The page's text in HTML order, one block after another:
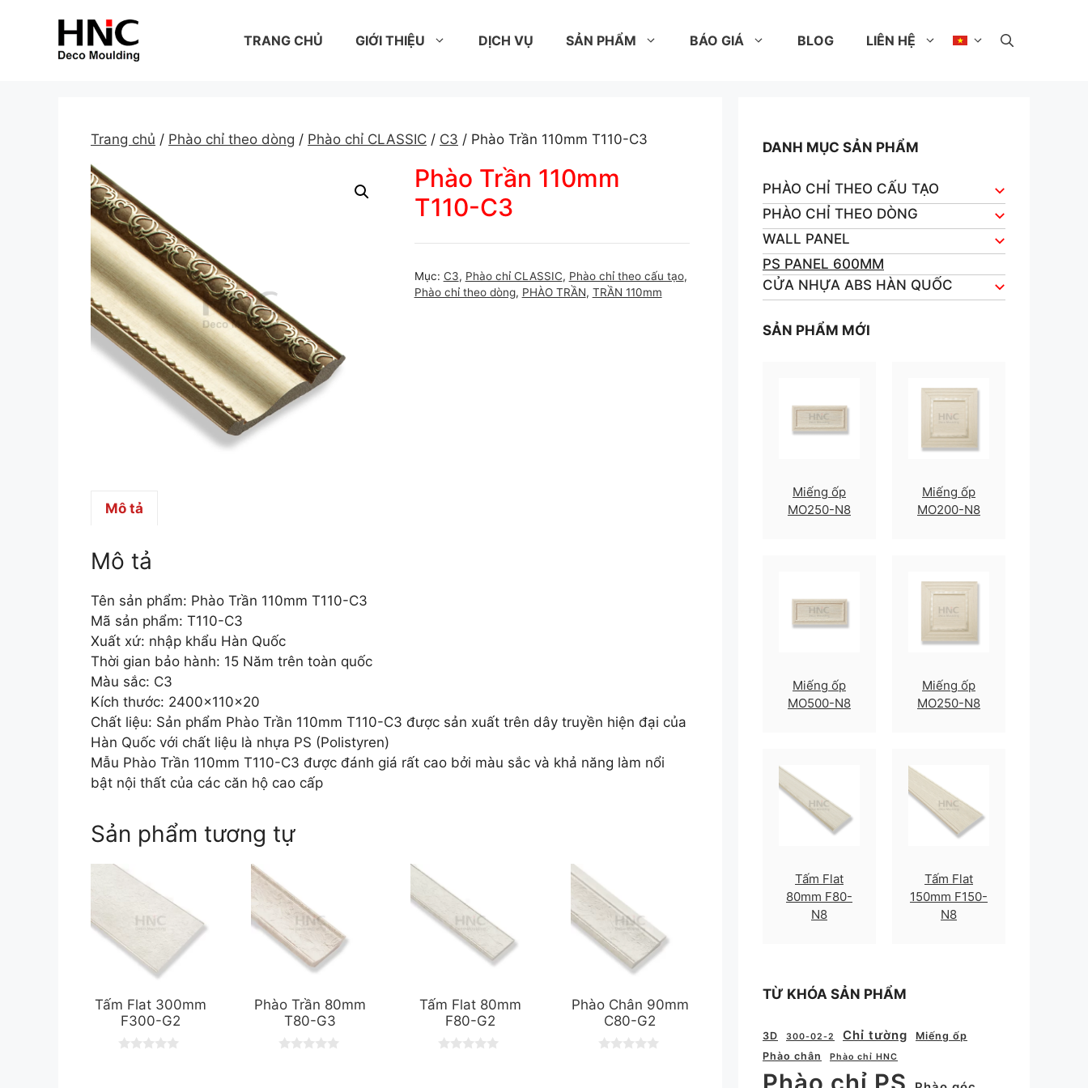
TRANG CHỦ GIỚI THIỆU DỊCH VỤ SẢN PHẨM BÁO GIÁ BLOG LIÊN HỆ
Trang chủ / Phào chỉ theo dòng / Phào chỉ CLASSIC / C3 / Phào Trần 110mm T110-C3
Phào Trần 110mm
T110-C3
Mục: C3, Phào chỉ CLASSIC, Phào chỉ theo cấu tạo,
Phào chỉ theo dòng, PHÀO TRẦN, TRẦN 110mm
Mô tả
Mô tả
Tên sản phẩm: Phào Trần 110mm T110-C3
Mã sản phẩm: T110-C3
Xuất xứ: nhập khẩu Hàn Quốc
Thời gian bảo hành: 15 Năm trên toàn quốc
Màu sắc: C3
Kích thước: 2400x110x20
Chất liệu: Sản phẩm Phào Trần 110mm T110-C3 được sản xuất trên dây truyền hiện đại của
Hàn Quốc với chất liệu là nhựa PS (Polistyren)
Mẫu Phào Trần 110mm T110-C3 được đánh giá rất cao bởi màu sắc và khả năng làm nổi
bật nội thất của các căn hộ cao cấp
Sản phẩm tương tự
Tấm Flat 300mm
F300-G2
Phào Trần 80mm
T80-G3
Tấm Flat 80mm
F80-G2
Phào Chân 90mm
C80-G2
DANH MỤC SẢN PHẨM
PHÀO CHỈ THEO CẤU TẠO
PHÀO CHỈ THEO DÒNG
WALL PANEL
PS PANEL 600MM
CỬA NHỰA ABS HÀN QUỐC
SẢN PHẨM MỚI
Miếng ốp
MO250-N8
Miếng ốp
MO200-N8
Miếng ốp
MO500-N8
Miếng ốp
MO250-N8
Tấm Flat
80mm F80-
N8
Tấm Flat
150mm F150-
N8
TỪ KHÓA SẢN PHẨM
3D 300-02-2 Chỉ tường
Miếng ốp
Phào chân
Phào chỉ HNC